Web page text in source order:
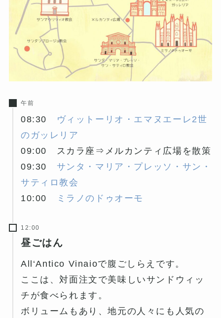
午前
08:30
ヴィットーリオ・エマヌエーレ2世
のガッレリア
09:00 スカラ座⇒メルカンティ広場を散策
09:30 サンタ・マリア・プレッソ・サン・
サティロ教会
10:00
ミラノのドゥオーモ
12:00
昼ごはん
All‘Antico Vinaioで腹ごしらえです。
ここは、対面注文で美味しいサンドウィッ
チが食べられます。
ボリュームもあり、地元の人々にも人気の